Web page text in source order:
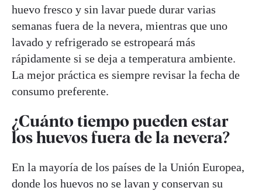
huevo fresco y sin lavar puede durar varias
semanas fuera de la nevera, mientras que uno
lavado y refrigerado se estropeará más
rápidamente si se deja a temperatura ambiente.
La mejor práctica es siempre revisar la fecha de
consumo preferente.
¿Cuánto tiempo pueden estar
los huevos fuera de la nevera?
En la mayoría de los países de la Unión Europea,
donde los huevos no se lavan y conservan su